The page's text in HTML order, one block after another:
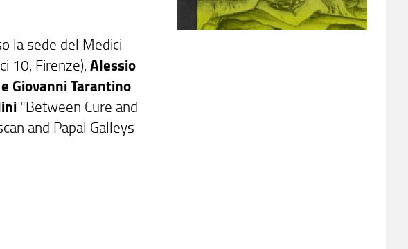
la sede del Medici
10, Firenze),Alessio
Giovanni Tarantino
"Between Cure and
and Papal Galleys